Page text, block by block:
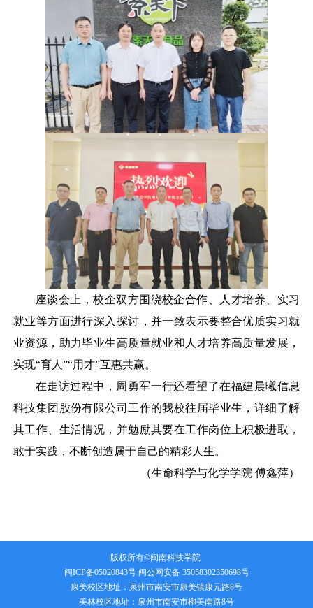
座谈会上，校企双方围绕校企合作、人才培养、实习
就业等方面进行深入探讨，并一致表示要整合优质实习就
业资源，助力毕业生高质量就业和人才培养高质量发展，
实现“育人”“用才”互惠共赢。
在走访过程中，周勇军一行还看望了在福建晨曦信息
科技集团股份有限公司工作的我校往届毕业生，详细了解
其工作、生活情况，并勉励其要在工作岗位上积极进取，
敢于实践，不断创造属于自己的精彩人生。
（生命科学与化学学院 傅鑫萍）
版权所有©闽南科技学院
闽ICP备05020843号 闽公网安备 35058302350698号
康美校区地址：泉州市南安市康美镇康元路8号
美林校区地址：泉州市南安市柳美南路8号